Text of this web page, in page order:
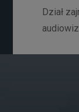
Dział